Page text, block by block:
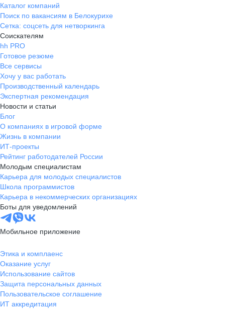
Каталог компаний
Поиск по вакансиям в Белокурихе
Сетка: соцсеть для нетворкинга
Соискателям
hh PRO
Готовое резюме
Все сервисы
Хочу у вас работать
Производственный календарь
Экспертная рекомендация
Новости и статьи
Блог
О компаниях в игровой форме
Жизнь в компании
ИТ-проекты
Рейтинг работодателей России
Молодым специалистам
Карьера для молодых специалистов
Школа программистов
Карьера в некоммерческих организациях
Боты для уведомлений
Мобильное приложение
Этика и комплаенс
Оказание услуг
Использование сайтов
Защита персональных данных
Пользовательское соглашение
ИТ аккредитация